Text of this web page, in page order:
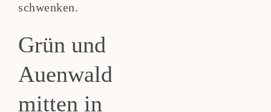
schwenken.
Grün und
Auenwald
mitten in